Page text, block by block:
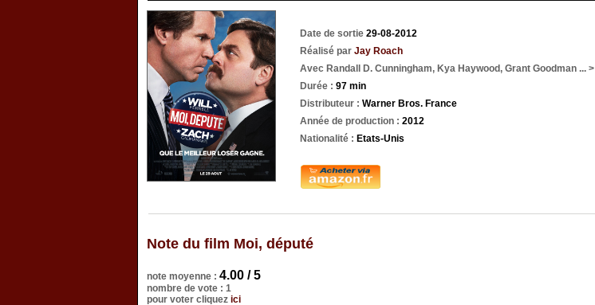
Date de sortie 29-08-2012
Réalisé par Jay Roach
Avec Randall D. Cunningham, Kya Haywood, Grant Goodman ... >
Durée : 97 min
Distributeur : Warner Bros. France
Année de production : 2012
Nationalité : Etats-Unis
Note du film Moi, député
note moyenne : 4.00 / 5
nombre de vote : 1
pour voter cliquez ici